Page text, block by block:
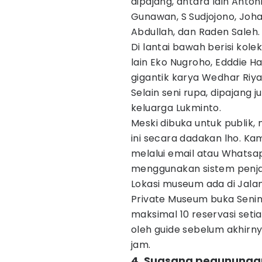
Gunawan, S Sudjojono,
Abdullah, dan Raden Saleh.
Di lantai bawah berisi
lain Eko Nugroho, Edddie
gigantik karya Wedhar
Selain seni rupa, dipajang
keluarga Lukminto.
Meski dibuka untuk
ini secara dadakan lho.
melalui email atau
menggunakan sistem
Lokasi museum ada di
Private Museum buka
maksimal 10 reservasi
oleh guide sebelum
jam.